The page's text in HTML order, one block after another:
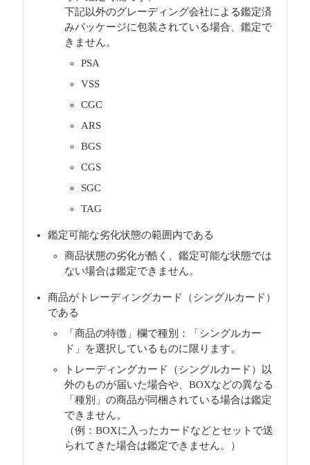
下記以外のグレーディング会社による鑑定済
みパッケージに包装されている場合、鑑定で
きません。
PSA
VSS
CGC
ARS
BGS
CGS
SGC
TAG
鑑定可能な劣化状態の範囲内である
商品状態の劣化が酷く、鑑定可能な状態では
ない場合は鑑定できません。
商品がトレーディングカード（シングルカード）
である
「商品の特徴」欄で種別：「シングルカー
ド」を選択しているものに限ります。
トレーディングカード（シングルカード）以
外のものが届いた場合や、BOXなどの異なる
「種別」の商品が同梱されている場合は鑑定
できません。
（例：BOXに入ったカードなどとセットで送
られてきた場合は鑑定できません。）